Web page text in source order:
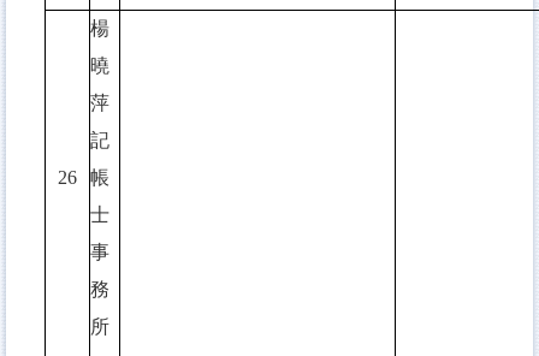
26
楊
曉
萍
記
帳
士
事
務
所